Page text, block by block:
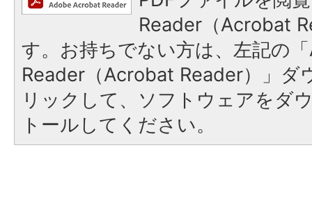
Reader（Acrobat
す。お持ちでない方は、左記の
Reader（Acrobat Reader）」ダ
リックして、ソフトウェアをダ
トールしてください。